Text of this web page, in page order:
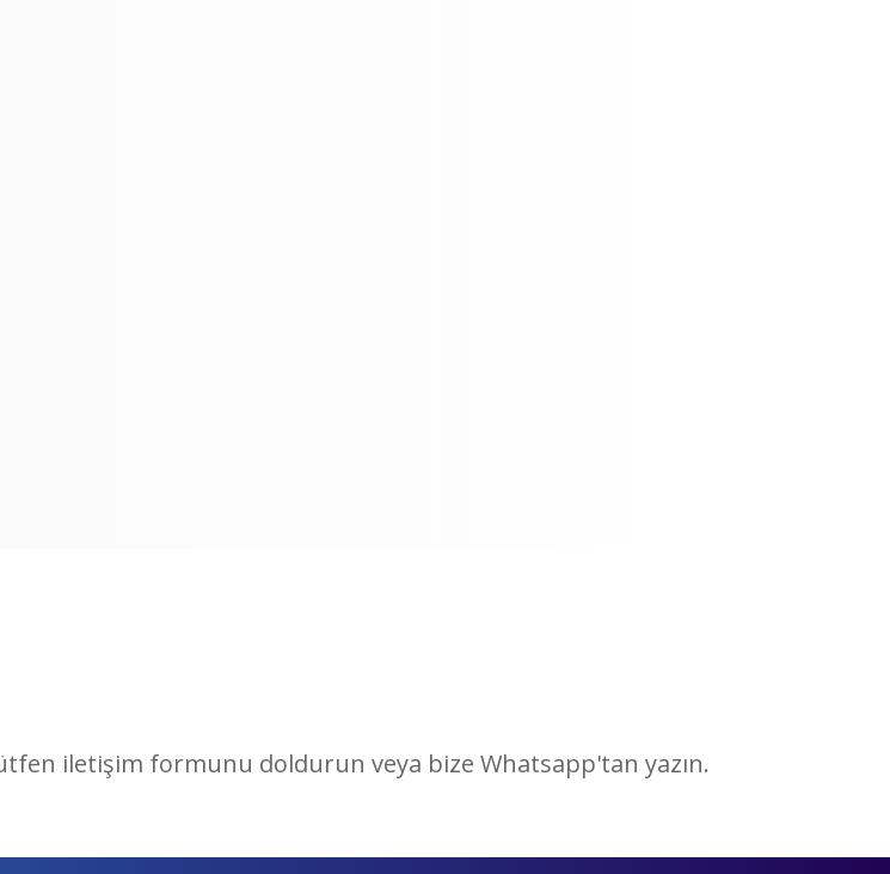
iletişim formunu doldurun veya bize Whatsapp'tan yazın.